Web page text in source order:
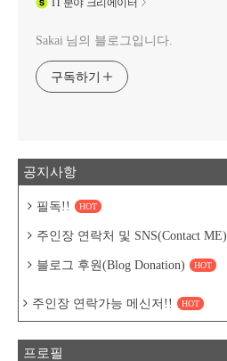
Sakai 님의 블로그입니다.
구독하기
공지사항
필독!! HOT
주인장 연락처 및 SNS(Contact ME)
블로그 후원(Blog Donation) HOT
주인장 연락가능 메신저!! HOT
프로필